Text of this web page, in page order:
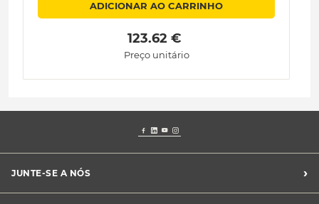
ADICIONAR AO CARRINHO
123.62 €
Preço unitário
JUNTE-SE A NÓS ›